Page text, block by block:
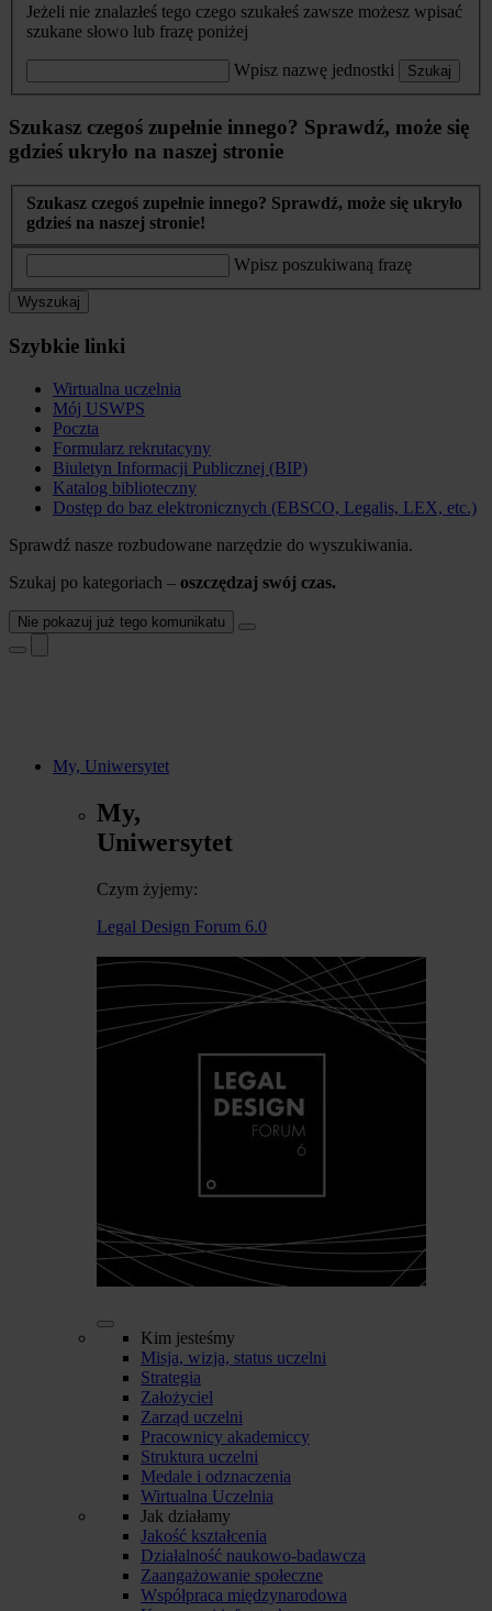
Jeżeli nie znalazłeś tego czego szukałeś zawsze możesz wpisać
szukane słowo lub frazę poniżej
Wpisz nazwę jednostki Szukaj
Szukasz czegoś zupełnie innego? Sprawdź, może się
gdzieś ukryło na naszej stronie
Szukasz czegoś zupełnie innego? Sprawdź, może się ukryło
gdzieś na naszej stronie!
Wpisz poszukiwaną frazę
Wyszukaj
Szybkie linki
Wirtualna uczelnia
Mój USWPS
Poczta
Formularz rekrutacyny
Biuletyn Informacji Publicznej (BIP)
Katalog biblioteczny
Dostęp do baz elektronicznych (EBSCO, Legalis, LEX, etc.)
Sprawdź nasze rozbudowane narzędzie do wyszukiwania.
Szukaj po kategoriach – oszczędzaj swój czas.
Nie pokazuj już tego komunikatu
My, Uniwersytet
My,
Uniwersytet
Czym żyjemy:
Legal Design Forum 6.0
Kim jesteśmy
Misja, wizja, status uczelni
Strategia
Założyciel
Zarząd uczelni
Pracownicy akademiccy
Struktura uczelni
Medale i odznaczenia
Wirtualna Uczelnia
Jak działamy
Jakość kształcenia
Działalność naukowo-badawcza
Zaangażowanie społeczne
Współpraca międzynarodowa